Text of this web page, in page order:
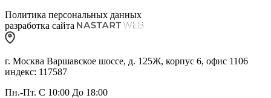
Политика персональных данных
разработка сайта
г. Москва Варшавское шоссе, д. 125Ж, корпус 6, офис 1106
индекс: 117587
Пн.-Пт. С 10:00 До 18:00